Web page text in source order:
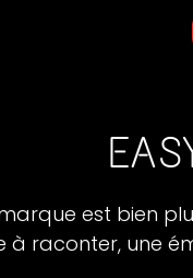
est bien
à raconter, une